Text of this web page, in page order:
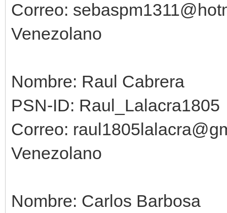
Correo:
Venezolano
Nombre: Raul Cabrera
PSN-ID: Raul_Lalacra1805
Correo:
Venezolano
Nombre: Carlos Barbosa